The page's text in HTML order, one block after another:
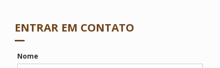
ENTRAR EM CONTATO
Nome